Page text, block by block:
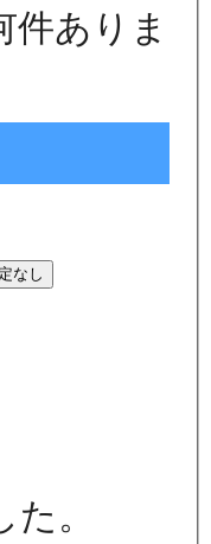
件ありま
なし
。